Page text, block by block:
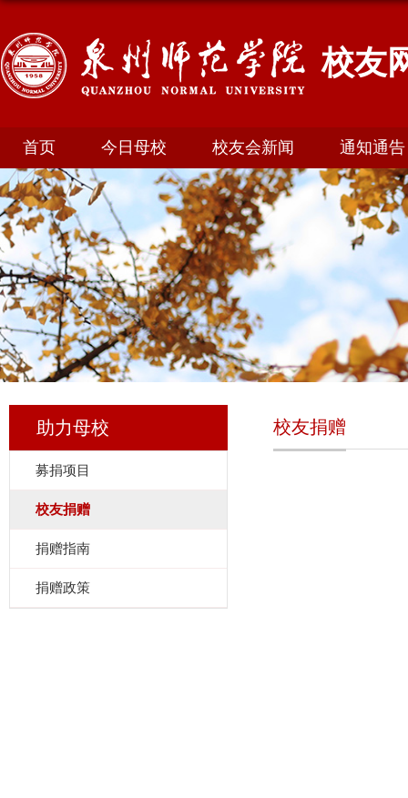
校友
首页 今日母校 校友会新闻 通知通告
助力母校
募捐项目
校友捐赠
捐赠指南
捐赠政策
校友捐赠